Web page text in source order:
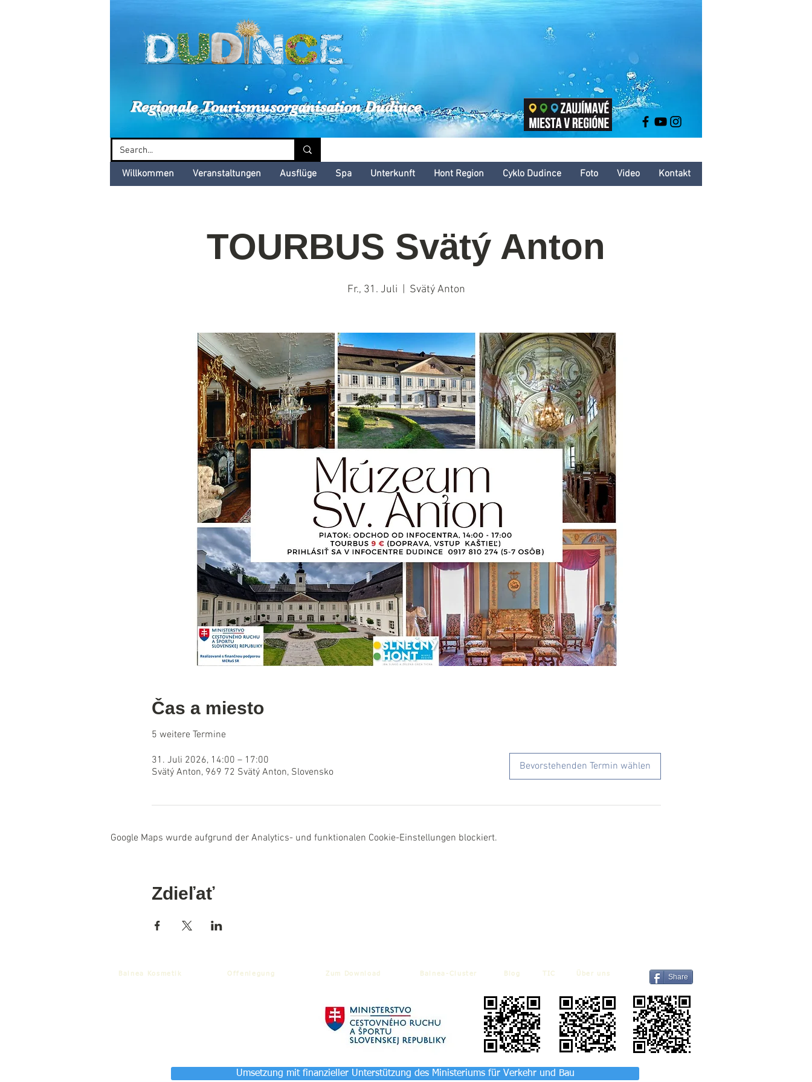
Dudinské kultúrne leto
Regionale Tourismusorganisation Dudince
Willkommen Veranstaltungen Ausflüge Spa Unterkunft Hont Region Cyklo Dudince Foto Video Kontakt
TOURBUS Svätý Anton
Fr., 31. Juli Svätý Anton
Čas a miesto
5 weitere Termine
31. Juli 2026, 14:00 – 17:00
Svätý Anton, 969 72 Svätý Anton, Slovensko
Bevorstehenden Termin wählen
Google Maps wurde aufgrund der Analytics- und funktionalen Cookie-Einstellungen blockiert.
Zdieľať
Balnea Kosmetik Offenlegung Zum Download Balnea-Cluster Blog TIC Über uns Share
Umsetzung mit finanzieller Unterstützung des Ministeriums für Verkehr und Bau